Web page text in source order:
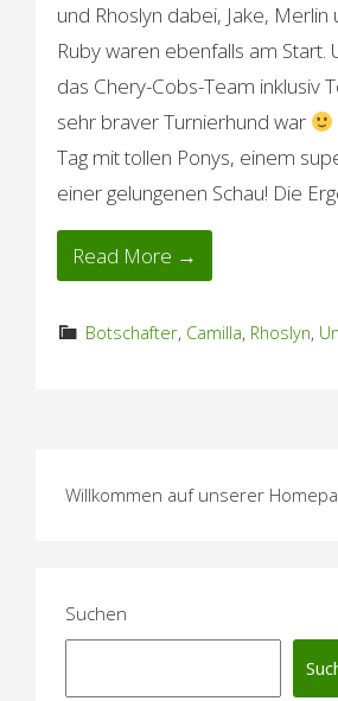
und Rhoslyn dabei, Jake, Merlin
Ruby waren ebenfalls am Start.
das Chery-Cobs-Team inklusiv
sehr braver Turnierhund war
Tag mit tollen Ponys, einem
einer gelungenen Schau! Die
Read More →
Botschafter, Camilla, Rhoslyn,
Willkommen auf unserer
Suchen